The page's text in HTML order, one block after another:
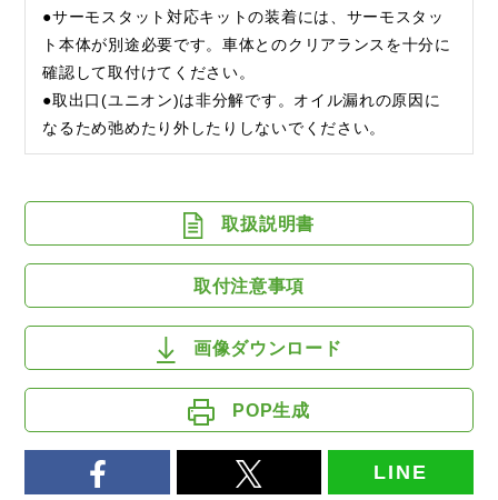
●サーモスタット対応キットの装着には、サーモスタッ
ト本体が別途必要です。車体とのクリアランスを十分に
確認して取付けてください。
●取出口(ユニオン)は非分解です。オイル漏れの原因に
なるため弛めたり外したりしないでください。
取扱説明書
取付注意事項
画像ダウンロード
POP生成
LINE